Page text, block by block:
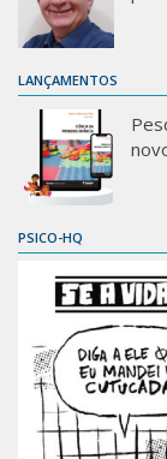
LANÇAMENTOS
PSICO-HQ